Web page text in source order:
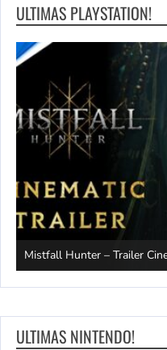
ULTIMAS PLAYSTATION!
Mistfall Hunter – Trailer
ULTIMAS NINTENDO!